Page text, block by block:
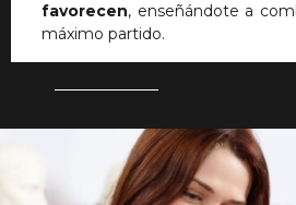
favorecen, enseñándote a
máximo partido.